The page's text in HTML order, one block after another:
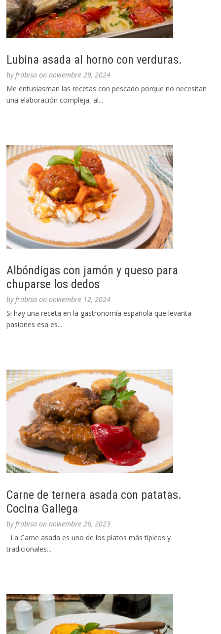
Lubina asada al horno con verduras.
byfrabisa onnoviembre 29, 2024
Me entusiasman las recetas con pescado porque no necesitan
una elaboración compleja, al...
Albóndigas con jamón y queso para
chuparse los dedos
byfrabisa onnoviembre 12, 2024
Si hay una receta en la gastronomía española que levanta
pasiones esa es...
Carne de ternera asada con patatas.
Cocina Gallega
byfrabisa onnoviembre 26, 2023
La Carne asada es uno de los platos más típicos y
tradicionales...